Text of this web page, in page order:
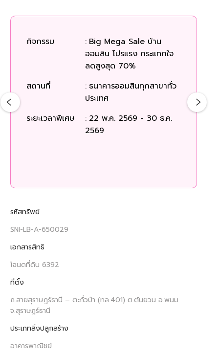
กิจกรรม : Big Mega Sale บ้าน
ออมสิน โปรแรง กระแทกใจ
ลดสูงสุด 70%
สถานที่
: ธนาคารออมสินทุกสาขาทั่ว
ประเทศ
ระยะเวลาพิเศษ
: 22 พ.ค. 2569 - 30 ธ.ค.
2569
รหัสทรัพย์
SNI-LB-A-650029
เอกสารสิทธิ
โฉนดที่ดิน 6392
ที่ตั้ง
ถ.สายสุราษฎร์ธานี – ตะกั่วป่า (ทล.401) ต.ต้นยวน อ.พนม
จ.สุราษฎร์ธานี
ประเภทสิ่งปลูกสร้าง
อาคารพาณิชย์